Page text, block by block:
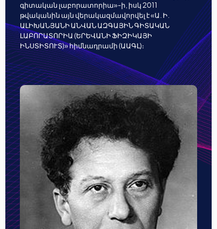
գիտական լաբորատորիա»-ի, իսկ 2011
թվականին այն վերակազմավորվել է «Ա. Ի.
ԱԼԻԽԱՆՅԱՆԻ ԱՆՎԱՆ ԱԶԳԱՅԻՆ ԳԻՏԱԿԱՆ
ԼԱԲՈՐԱՏՈՐԻԱ (ԵՐԵՎԱՆԻ ՖԻԶԻԿԱՅԻ
ԻՆՍՏԻՏՈՒՏ)» հիմնադրամի (ԱԱԳԼ)։